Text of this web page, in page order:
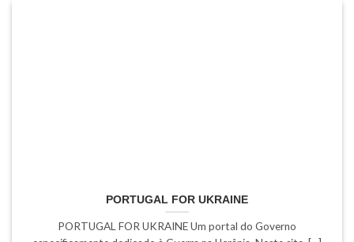
PORTUGAL FOR UKRAINE
PORTUGAL FOR UKRAINE Um portal do Governo